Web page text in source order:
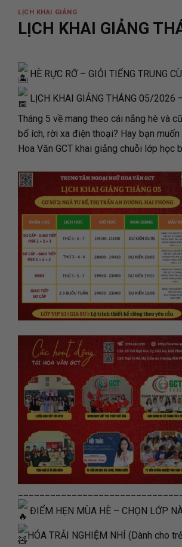
LỊCH KHAI GIẢNG
LỊCH KHAI GIẢNG
HÈ RỰC RỠ – GIỎI TIẾNG TRUNG
LỊCH KHAI GIẢNG THÁNG 05/2026
Tháng 5 về mang theo cái nắng hè và
bổ ích, rời xa điện thoại? Hay bạn
Hoa Văn GCT khai giảng chuỗi lớp học
ĐIỂM HẸN MÙA HÈ – CHỌN LỚP
HÓA TRẢI NGHIỆM NHÍ (Dành cho